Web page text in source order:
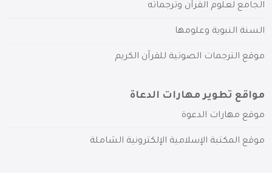
الجامع لعلوم القرآن وترجماته
السنة النبوية وعلومها
موقع الترجمات الصوتية للقرآن الكريم
مواقع تطوير مهارات الدعاة
موقع مهارات الدعوة
موقع المكتبة الإسلامية الإلكترونية الشاملة